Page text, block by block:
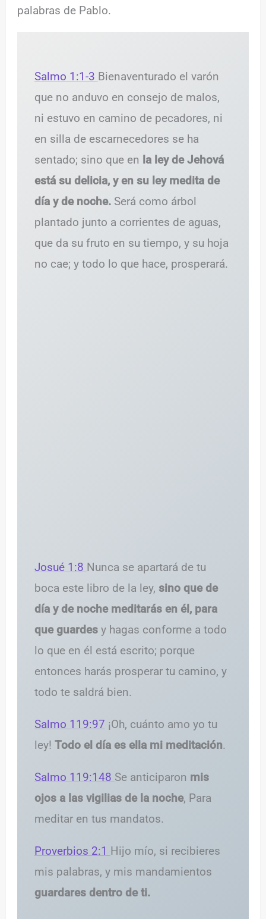
palabras de Pablo.
Salmo 1:1-3 Bienaventurado el varón
que no anduvo en consejo de malos,
ni estuvo en camino de pecadores, ni
en silla de escarnecedores se ha
sentado; sino que en la ley de Jehová
está su delicia, y en su ley medita de
día y de noche.Será como árbol
plantado junto a corrientes de aguas,
que da su fruto en su tiempo, y su hoja
no cae; y todo lo que hace, prosperará.
Josué 1:8 Nunca se apartará de tu
boca este libro de la ley, sino que de
día y de noche meditarás en él, para
que guardes y hagas conforme a todo
lo que en él está escrito; porque
entonces harás prosperar tu camino, y
todo te saldrá bien.
Salmo 119:97 ¡Oh, cuánto amo yo tu
ley! Todo el día es ella mi meditación.
Salmo 119:148 Se anticiparon mis
ojos a las vigilias de la noche, Para
meditar en tus mandatos.
Proverbios 2:1 Hijo mío, si recibieres
mis palabras, y mis mandamientos
guardares dentro de ti.